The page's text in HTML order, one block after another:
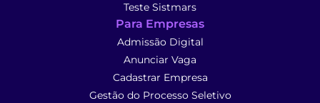
Teste Sistmars
Para Empresas
Admissão Digital
Anunciar Vaga
Cadastrar Empresa
Gestão do Processo Seletivo